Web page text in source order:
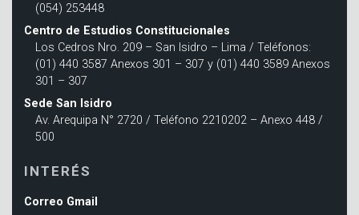
(054) 253448
Centro de Estudios Constitucionales
Los Cedros Nro. 209 – San Isidro – Lima / Teléfonos:
(01) 440 3587 Anexos 301 – 307 y (01) 440 3589 Anexos
301 – 307
Sede San Isidro
Av. Arequipa N° 2720 / Teléfono 2210202 – Anexo 448 /
500
INTERÉS
Correo Gmail